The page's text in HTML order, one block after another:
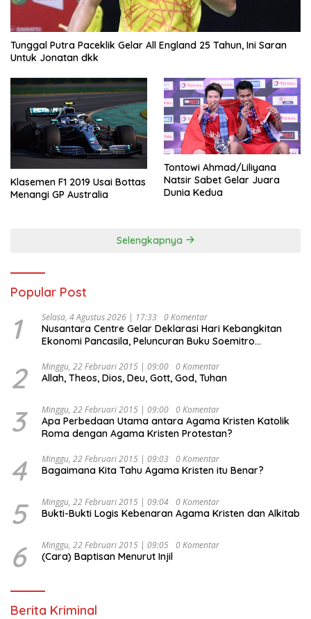
Tunggal Putra Paceklik Gelar All England 25 Tahun, Ini Saran
Untuk Jonatan dkk
Klasemen F1 2019 Usai Bottas
Menangi GP Australia
Tontowi Ahmad/Liliyana
Natsir Sabet Gelar Juara
Dunia Kedua
Selengkapnya
Popular Post
1 Selasa, 4 Agustus 2026 | 17:33 0 Komentar
Nusantara Centre Gelar Deklarasi Hari Kebangkitan
Ekonomi Pancasila, Peluncuran Buku Soemitro
Ekonomi Politik Indonesia) & Simposium Nasional
“Urgensi Undang-Undang Perekonomian Nasional dan
Indonesia Emas 2045”,
2 Minggu, 22 Februari 2015 | 09:00 0 Komentar
Allah, Theos, Dios, Deu, Gott, God, Tuhan
3 Minggu, 22 Februari 2015 | 09:00 0 Komentar
Apa Perbedaan Utama antara Agama Kristen Katolik
Roma dengan Agama Kristen Protestan?
4 Minggu, 22 Februari 2015 | 09:03 0 Komentar
Bagaimana Kita Tahu Agama Kristen itu Benar?
5 Minggu, 22 Februari 2015 | 09:04 0 Komentar
Bukti-Bukti Logis Kebenaran Agama Kristen dan Alkitab
6 Minggu, 22 Februari 2015 | 09:05 0 Komentar
(Cara) Baptisan Menurut Injil
Berita Kriminal